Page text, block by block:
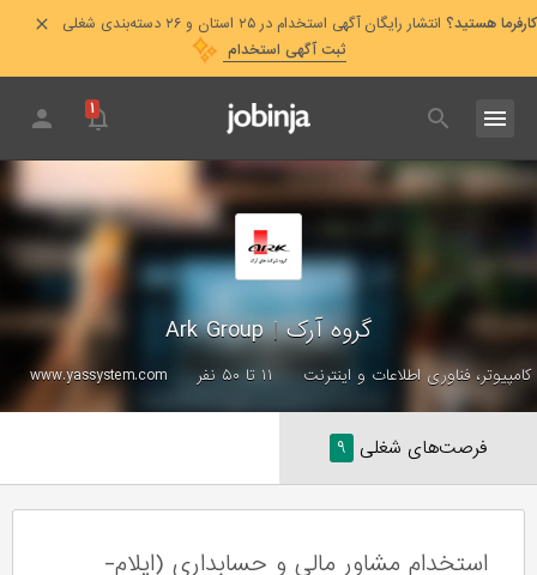
کارفرما هستید؟ انتشار رایگان آگهی استخدام در ۲۵ استان و ۲۶ دسته‌بندی شغلی
ثبت آگهی استخدام
۱
گروه آرک|
Ark Group
کامپیوتر، فناوری اطلاعات و اینترنت ۱۱ تا ۵۰ نفر www.yassystem.com
فرصت‌های شغلی ۹
استخدام مشاور مالی و حسابداری (ایلام-